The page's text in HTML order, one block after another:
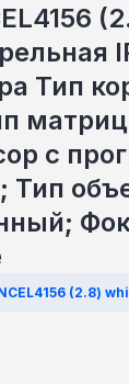
Тип
с
Тип
(2.8)